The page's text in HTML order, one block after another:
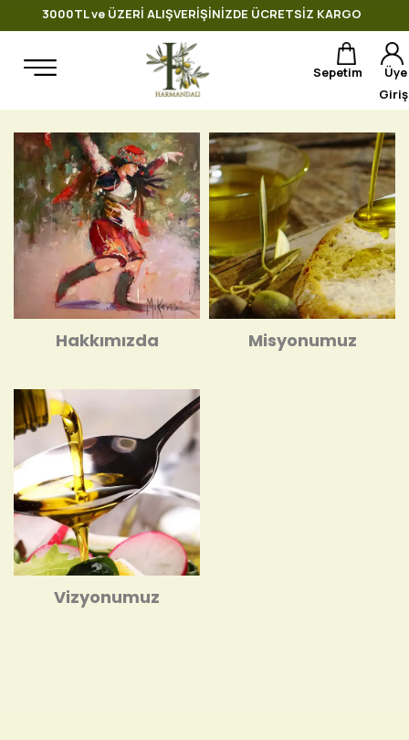
Hakkımızda Misyonumuz
Vizyonumuz
3000TL ve ÜZERİ ALIŞVERİŞİNİZDE ÜCRETSİZ KARGO
Üye
Sepetim